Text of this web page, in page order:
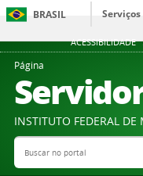
ACESSIBILIDADE
BRASIL
Serviços
Página
INSTITUTO FEDERAL
Buscar no portal